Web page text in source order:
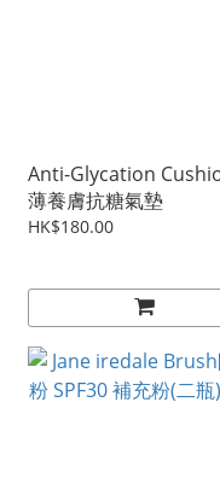
Anti-Glycation
薄養膚抗糖氣墊
HK$180.00